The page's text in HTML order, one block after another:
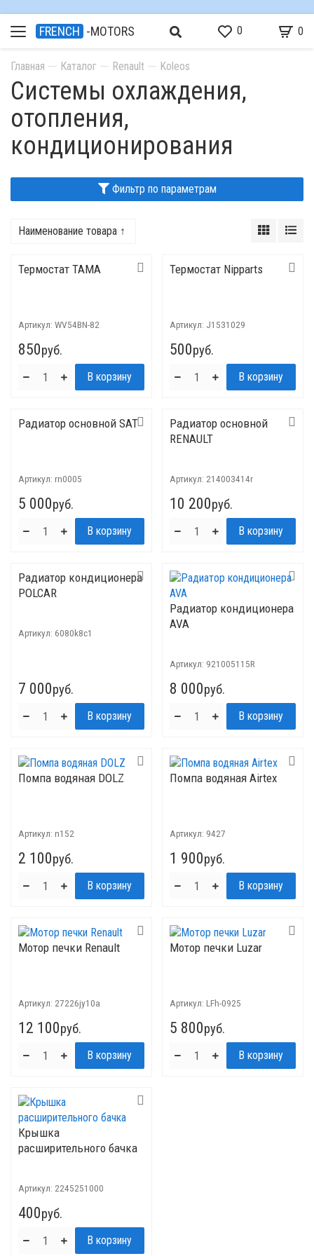
FRENCH -MOTORS 0 0
Главная Каталог Renault Koleos
Системы охлаждения,
отопления,
кондиционирования
Фильтр по параметрам
Наименование товара ↑
Термостат TAMA
Артикул: WV54BN-82
850руб.
Термостат Nipparts
Артикул: J1531029
500руб.
Радиатор основной SAT
Артикул: rn0005
5 000руб.
Радиатор основной
RENAULT
Артикул: 214003414r
10 200руб.
Радиатор кондиционера
POLCAR
Артикул: 6080k8c1
7 000руб.
Радиатор кондиционера
AVA
Артикул: 921005115R
8 000руб.
Помпа водяная DOLZ
Артикул: n152
2 100руб.
Помпа водяная Airtex
Артикул: 9427
1 900руб.
Мотор печки Renault
Артикул: 27226jy10a
12 100руб.
Мотор печки Luzar
Артикул: LFh-0925
5 800руб.
Крышка
расширительного бачка
Артикул: 2245251000
400руб.